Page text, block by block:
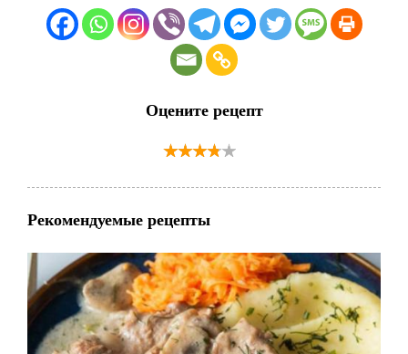
Оцените рецепт
Рекомендуемые рецепты